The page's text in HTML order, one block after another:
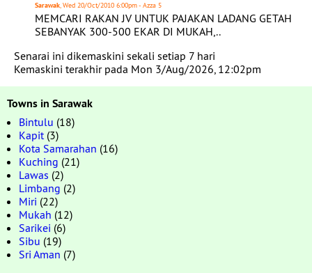
Sarawak, Wed 20/Oct/2010 6:00pm - Azza 5
MEMCARI RAKAN JV UNTUK PAJAKAN LADANG GETAH
SEBANYAK 300-500 EKAR DI MUKAH,..
Senarai ini dikemaskini sekali setiap 7 hari
Kemaskini terakhir pada Mon 3/Aug/2026, 12:02pm
Towns in Sarawak
Bintulu (18)
Kapit(3)
Kota Samarahan (16)
Kuching (21)
Lawas (2)
Limbang (2)
Miri (22)
Mukah (12)
Sarikei (6)
Sibu (19)
Sri Aman (7)